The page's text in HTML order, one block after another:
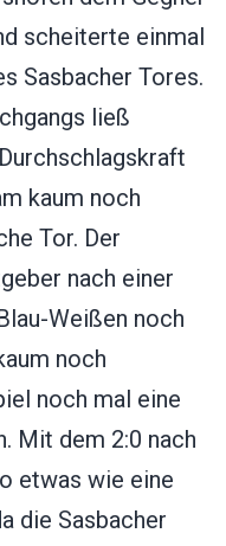
scheiterte einmal
Sasbacher Tores.
ließ
kaum noch
Tor. Der
nach einer
Weißen noch
noch
noch mal eine
Mit dem 2:0 nach
etwas wie eine
die Sasbacher